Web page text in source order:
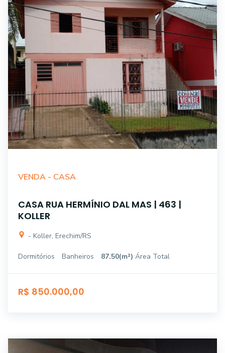
VENDA - CASA
CASA RUA HERMÍNIO DAL MAS | 463 |
KOLLER
- Koller, Erechim/RS
Dormitórios Banheiros 87.50(m²) Área Total
R$ 850.000,00